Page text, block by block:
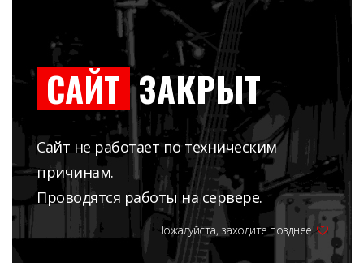
САЙТ ЗАКРЫТ
Сайт не работает по техническим
причинам.
Проводятся работы на сервере.
Пожалуйста, заходите позднее.